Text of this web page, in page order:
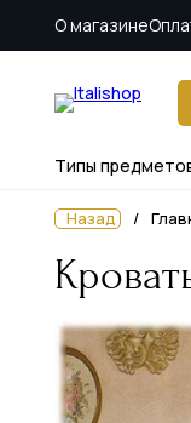
О магазине
Типы
Назад